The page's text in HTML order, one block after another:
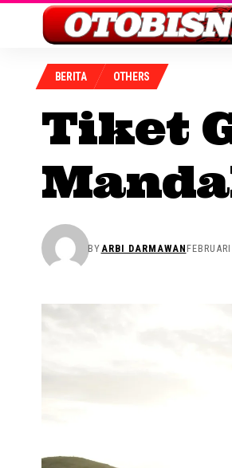
BERITA OTHERS
Tiket
BY ARBI DARMAWAN